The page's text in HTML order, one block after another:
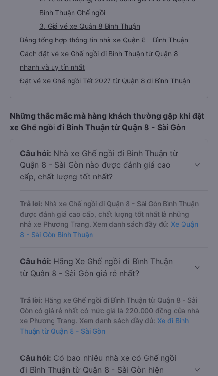
Bình Thuận Ghế ngồi
3. Giá vé xe Quận 8 Bình Thuận
Bảng tổng hợp thông tin nhà xe Quận 8 - Bình Thuận
Cách đặt vé xe Ghế ngồi đi Bình Thuận từ Quận 8
nhanh và uy tín nhất
Đặt vé xe Ghế ngồi Tết 2027 từ Quận 8 đi Bình Thuận
Những thắc mắc mà hàng khách thường gặp khi đặt
xe Ghế ngồi đi Bình Thuận từ Quận 8 - Sài Gòn
Câu hỏi: Nhà xe Ghế ngồi đi Bình Thuận từ
Quận 8 - Sài Gòn nào được đánh giá cao
cấp, chất lượng tốt nhất?
Trả lời: Nhà xe Ghế ngồi đi Quận 8 - Sài Gòn Bình Thuận
được đánh giá cao cấp, chất lượng tốt nhất là những
nhà xe Phương Trang. Xem danh sách đầy đủ: Xe Quận
8 - Sài Gòn Bình Thuận
Câu hỏi: Hãng Xe Ghế ngồi đi Bình Thuận
từ Quận 8 - Sài Gòn giá rẻ nhất?
Trả lời: Hãng xe Ghế ngồi đi Bình Thuận từ Quận 8 - Sài
Gòn có giá rẻ nhất có mức giá là 220.000 đồng của nhà
xe Phương Trang. Xem danh sách đầy đủ: Xe đi Bình
Thuận từ Quận 8 - Sài Gòn
Câu hỏi: Có bao nhiêu nhà xe có Ghế ngồi
đi Bình Thuận từ Quận 8 - Sài Gòn hiện